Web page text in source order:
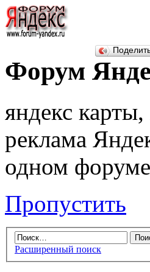
Форум
яндекс
реклама
одном форуме
Пропустить
Расширенный поиск